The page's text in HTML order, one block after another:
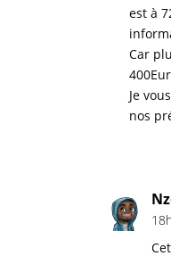
est à
Car
Je
nos